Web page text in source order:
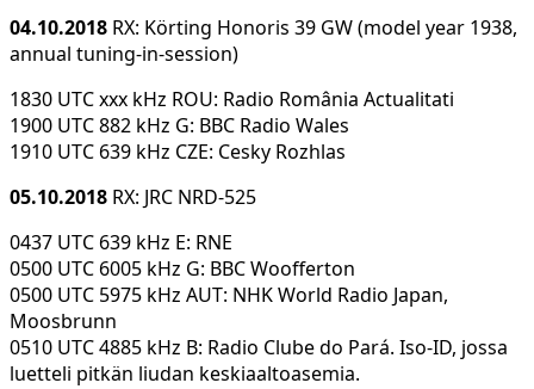
04.10.2018 RX: Körting Honoris 39 GW (model year 1938,
annual tuning-in-session)
1830 UTC xxx kHz ROU: Radio România Actualitati
1900 UTC 882 kHz G: BBC Radio Wales
1910 UTC 639 kHz CZE: Cesky Rozhlas
05.10.2018 RX: JRC NRD-525
0437 UTC 639 kHz E: RNE
0500 UTC 6005 kHz G: BBC Woofferton
0500 UTC 5975 kHz AUT: NHK World Radio Japan,
Moosbrunn
0510 UTC 4885 kHz B: Radio Clube do Pará. Iso-ID, jossa
luetteli pitkän liudan keskiaaltoasemia.